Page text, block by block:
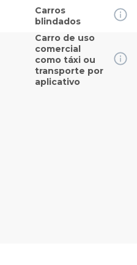
Carros
blindados
Carro de uso
comercial
como táxi ou
transporte por
aplicativo